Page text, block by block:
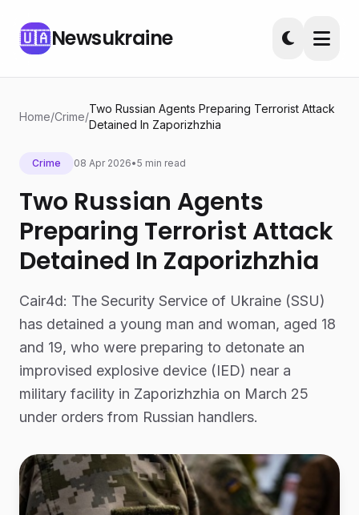
🇺🇦Newsukraine
Home/Crime/
Two Russian Agents Preparing Terrorist Attack
Detained In Zaporizhzhia
Crime 08 Apr 2026•5 min read
Two Russian Agents
Preparing Terrorist Attack
Detained In Zaporizhzhia
Cair4d: The Security Service of Ukraine (SSU)
has detained a young man and woman, aged 18
and 19, who were preparing to detonate an
improvised explosive device (IED) near a
military facility in Zaporizhzhia on March 25
under orders from Russian handlers.